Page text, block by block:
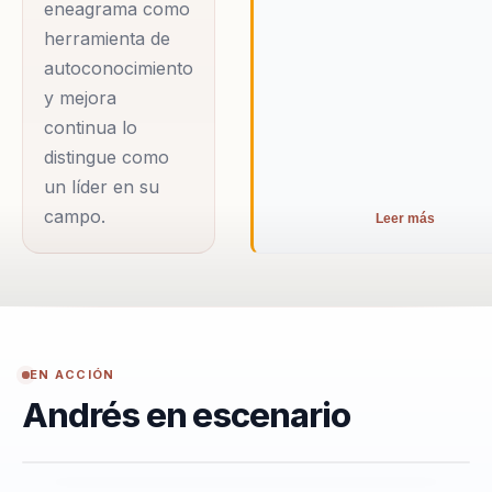
organizacional,
permitiendo a las
solo alinear sus
equipos, sino también
elevar su criterio y
liderar con claridad en
contextos complejos.
comportamiento con
aplicaciones prácticas,
lo que le permite
eneagrama como
herramienta de
autoconocimiento
y mejora
continua lo
distingue como
un líder en su
campo.
Leer más
EN ACCIÓN
Andrés en escenario